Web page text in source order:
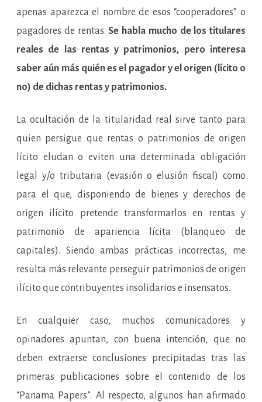
apenas aparezca el nombre de esos “cooperadores” o
pagadores de rentas.Se habla mucho de los titulares
reales de las rentas y patrimonios, pero interesa
saber aún más quién es el pagador y el origen (lícito o
no) de dichas rentas y patrimonios.
La ocultación de la titularidad real sirve tanto para
quien persigue que rentas o patrimonios de origen
lícito eludan o eviten una determinada obligación
legal y/o tributaria (evasión o elusión fiscal) como
para el que, disponiendo de bienes y derechos de
origen ilícito pretende transformarlos en rentas y
patrimonio de apariencia lícita (blanqueo de
capitales). Siendo ambas prácticas incorrectas, me
resulta más relevante perseguir patrimonios de origen
ilícito que contribuyentes insolidarios e insensatos.
En cualquier caso, muchos comunicadores y
opinadores apuntan, con buena intención, que no
deben extraerse conclusiones precipitadas tras las
primeras publicaciones sobre el contenido de los
“Panama Papers”. Al respecto, algunos han afirmado